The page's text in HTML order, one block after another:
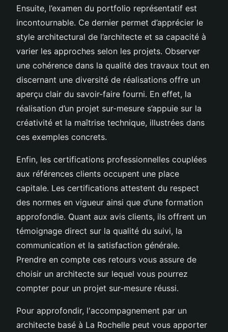
Ensuite, l’examen du portfolio représentatif est
incontournable. Ce dernier permet d’apprécier le
style architectural de l’architecte et sa capacité à
varier les approches selon les projets. Observer
une cohérence dans la qualité des travaux tout en
discernant une diversité de réalisations offre un
aperçu clair du savoir-faire fourni. En effet, la
réalisation d’un projet sur-mesure s’appuie sur la
créativité et la maîtrise technique, illustrées dans
ces exemples concrets.
Enfin, les certifications professionnelles couplées
aux références clients occupent une place
capitale. Les certifications attestent du respect
des normes en vigueur ainsi que d’une formation
approfondie. Quant aux avis clients, ils offrent un
témoignage direct sur la qualité du suivi, la
communication et la satisfaction générale.
Prendre en compte ces retours vous assure de
choisir un architecte sur lequel vous pourrez
compter pour un projet sur-mesure réussi.
Pour approfondir, l'accompagnement par un
architecte basé à La Rochelle peut vous apporter